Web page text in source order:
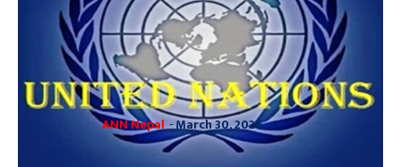
ANN Nepal -March 30, 2026